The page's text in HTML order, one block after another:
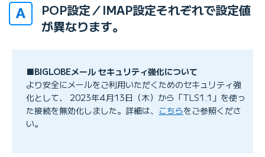
POP設定／IMAP設定それぞれで設定値
が異なります。
■BIGLOBEメール セキュリティ強化について
より安全にメールをご利用いただくためのセキュリティ強
化として、 2023年4月13日（木）から「TLS1.1」を使っ
た接続を無効化しました。詳細は、 こちらをご参照くださ
い。